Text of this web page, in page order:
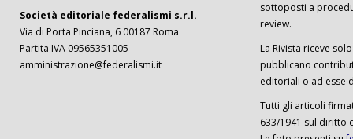
Società editoriale federalismi s.r.l.
Via di Porta Pinciana, 6 00187 Roma
Partita IVA 09565351005
amministrazione@federalismi.it
sottoposti a
review.
La Rivista riceve
pubblicano
editoriali o ad esse
Tutti gli articoli
633/1941 sul diritto